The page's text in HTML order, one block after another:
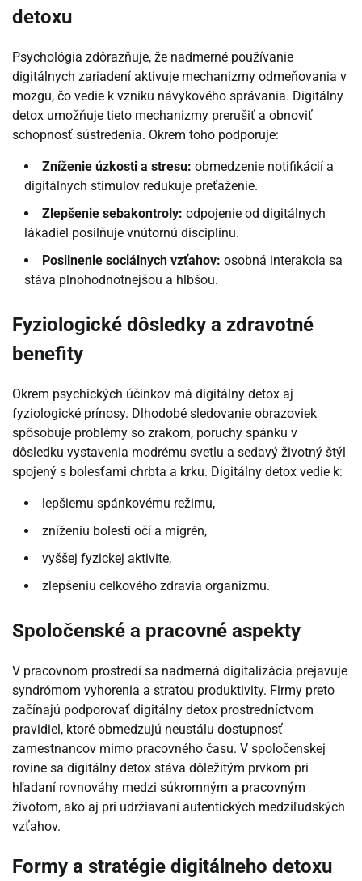
detoxu
Psychológia zdôrazňuje, že nadmerné používanie
digitálnych zariadení aktivuje mechanizmy odmeňovania v
mozgu, čo vedie k vzniku návykového správania. Digitálny
detox umožňuje tieto mechanizmy prerušiť a obnoviť
schopnosť sústredenia. Okrem toho podporuje:
Zníženie úzkosti a stresu: obmedzenie notifikácií a
digitálnych stimulov redukuje preťaženie.
Zlepšenie sebakontroly: odpojenie od digitálnych
lákadiel posilňuje vnútornú disciplínu.
Posilnenie sociálnych vzťahov: osobná interakcia sa
stáva plnohodnotnejšou a hlbšou.
Fyziologické dôsledky a zdravotné
benefity
Okrem psychických účinkov má digitálny detox aj
fyziologické prínosy. Dlhodobé sledovanie obrazoviek
spôsobuje problémy so zrakom, poruchy spánku v
dôsledku vystavenia modrému svetlu a sedavý životný štýl
spojený s bolesťami chrbta a krku. Digitálny detox vedie k:
lepšiemu spánkovému režimu,
zníženiu bolesti očí a migrén,
vyššej fyzickej aktivite,
zlepšeniu celkového zdravia organizmu.
Spoločenské a pracovné aspekty
V pracovnom prostredí sa nadmerná digitalizácia prejavuje
syndrómom vyhorenia a stratou produktivity. Firmy preto
začínajú podporovať digitálny detox prostredníctvom
pravidiel, ktoré obmedzujú neustálu dostupnosť
zamestnancov mimo pracovného času. V spoločenskej
rovine sa digitálny detox stáva dôležitým prvkom pri
hľadaní rovnováhy medzi súkromným a pracovným
životom, ako aj pri udržiavaní autentických medziľudských
vzťahov.
Formy a stratégie digitálneho detoxu